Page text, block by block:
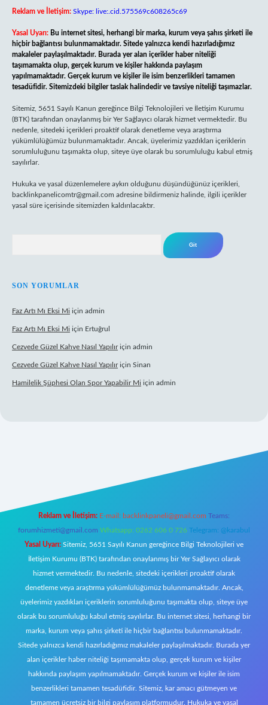
Reklam ve İletişim: Skype: live:.cid.575569c608265c69
Yasal Uyarı: Bu internet sitesi, herhangi bir marka, kurum veya şahıs şirketi ile
hiçbir bağlantısı bulunmamaktadır. Sitede yalnızca kendi hazırladığımız
makaleler paylaşılmaktadır. Burada yer alan içerikler haber niteliği
taşımamakta olup, gerçek kurum ve kişiler hakkında paylaşım
yapılmamaktadır. Gerçek kurum ve kişiler ile isim benzerlikleri tamamen
tesadüfidir. Sitemizdeki bilgiler taslak halindedir ve tavsiye niteliği taşımazlar.
Sitemiz, 5651 Sayılı Kanun gereğince Bilgi Teknolojileri ve İletişim Kurumu
(BTK) tarafından onaylanmış bir Yer Sağlayıcı olarak hizmet vermektedir. Bu
nedenle, sitedeki içerikleri proaktif olarak denetleme veya araştırma
yükümlülüğümüz bulunmamaktadır. Ancak, üyelerimiz yazdıkları içeriklerin
sorumluluğunu taşımakta olup, siteye üye olarak bu sorumluluğu kabul etmiş
sayılırlar.
Hukuka ve yasal düzenlemelere aykırı olduğunu düşündüğünüz içerikleri,
backlinkpanelicomtr@gmail.com adresine bildirmeniz halinde, ilgili içerikler
yasal süre içerisinde sitemizden kaldırılacaktır.
SON YORUMLAR
Faz Artı Mı Eksi Mi için admin
Faz Artı Mı Eksi Mi için Ertuğrul
Cezvede Güzel Kahve Nasıl Yapılıriçin admin
Cezvede Güzel Kahve Nasıl Yapılıriçin Sinan
Hamilelik Şüphesi Olan Spor Yapabilir Mi için admin
Reklam ve İletişim: E-mail: backlinkpaneli@gmail.com Teams:
forumhizmeti@gmail.com Whatsapp: 0262 606 0 726 Telegram: @karabul
Yasal Uyarı: Sitemiz, 5651 Sayılı Kanun gereğince Bilgi Teknolojileri ve
İletişim Kurumu (BTK) tarafından onaylanmış bir Yer Sağlayıcı olarak
hizmet vermektedir. Bu nedenle, sitedeki içerikleri proaktif olarak
denetleme veya araştırma yükümlülüğümüz bulunmamaktadır. Ancak,
üyelerimiz yazdıkları içeriklerin sorumluluğunu taşımakta olup, siteye üye
olarak bu sorumluluğu kabul etmiş sayılırlar. Bu internet sitesi, herhangi bir
marka, kurum veya şahıs şirketi ile hiçbir bağlantısı bulunmamaktadır.
Sitede yalnızca kendi hazırladığımız makaleler paylaşılmaktadır. Burada yer
alan içerikler haber niteliği taşımamakta olup, gerçek kurum ve kişiler
hakkında paylaşım yapılmamaktadır. Gerçek kurum ve kişiler ile isim
benzerlikleri tamamen tesadüfidir. Sitemiz, kar amacı gütmeyen ve
tamamen ücretsiz bir bilgi paylaşım platformudur. Hukuka ve yasal